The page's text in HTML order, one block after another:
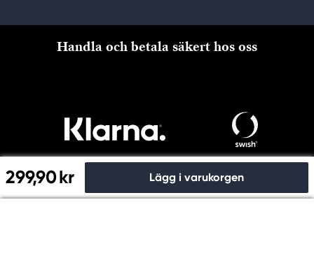
299,90 kr Lägg i varukorgen
Handla och betala säkert hos oss